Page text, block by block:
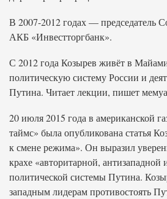
В 2007-2012 годах — председатель
АКБ «Инвестторгбанк».
С 2012 года Козырев живёт в
политическую систему России и
Путина. Читает лекции, пишет
20 июля 2015 года в американской
таймс» была опубликована статья
к смене режима». Он выразил
крахе «авторитарной,
политической системы Путина.
западным лидерам противостоять